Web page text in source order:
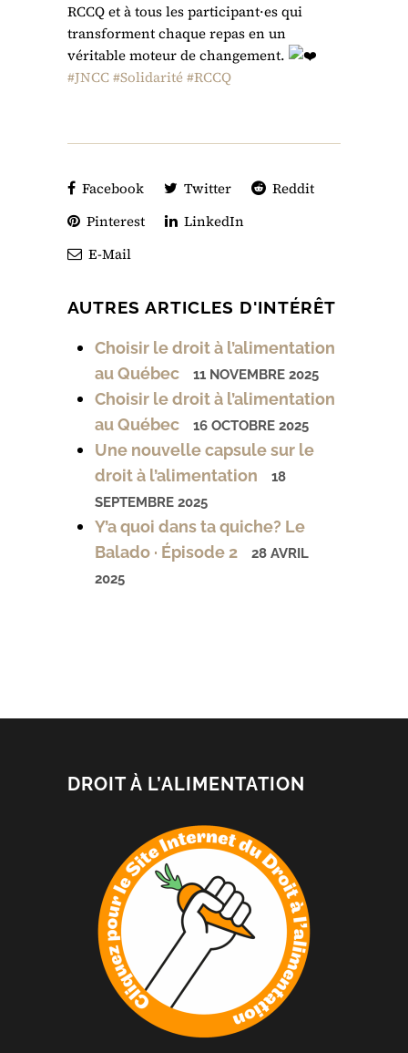
RCCQ et à tous les participant·es qui
transforment chaque repas en un
véritable moteur de changement.
#JNCC#Solidarité#RCCQ
Facebook Twitter
Reddit
Pinterest
LinkedIn
E-Mail
AUTRES ARTICLES D'INTÉRÊT
Choisir le droit à l’alimentation
au Québec
11 NOVEMBRE 2025
Choisir le droit à l’alimentation
au Québec
16 OCTOBRE 2025
Une nouvelle capsule sur le
droit à l’alimentation
18
SEPTEMBRE 2025
Y’a quoi dans ta quiche? Le
Balado · Épisode 2
28 AVRIL
2025
DROIT À L’ALIMENTATION